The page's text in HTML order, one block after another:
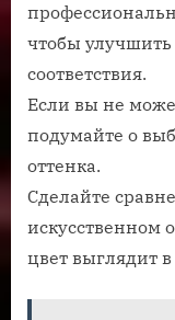
чтобы улучшить
соответствия.
Если вы не
подумайте о
оттенка.
Сделайте
искусственном
цвет выглядит